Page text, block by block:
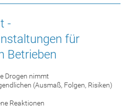
-
für
Betrieben
Drogen nimmt
(Ausmaß, Folgen, Risiken)
Reaktionen